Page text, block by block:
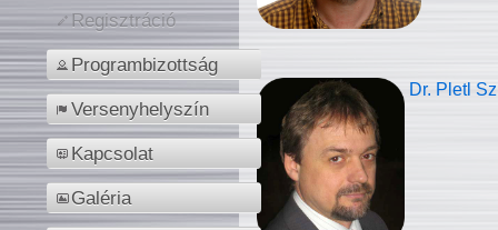
Regisztráció
Programbizottság
Versenyhelyszín
Kapcsolat
Galéria
Dr. Pletl